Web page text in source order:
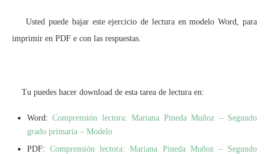
Usted puede bajar este ejercicio de lectura en modelo Word, para
imprimir en PDF e con las respuestas.
Tu puedes hacer download de esta tarea de lectura en:
Word:Comprensión lectora: Mariana Pineda Muñoz – Segundo
grado primaria – Modelo
PDF:Comprensión lectora: Mariana Pineda Muñoz – Segundo